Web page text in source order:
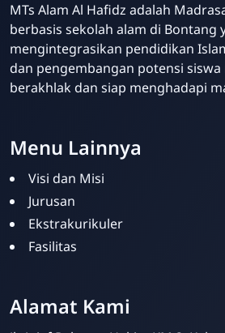
MTs Alam Al Hafidz adalah
berbasis sekolah alam di Bontang
mengintegrasikan pendidikan
dan pengembangan potensi
berakhlak dan siap menghadapi
Menu Lainnya
Visi dan Misi
Jurusan
Ekstrakurikuler
Fasilitas
Alamat Kami